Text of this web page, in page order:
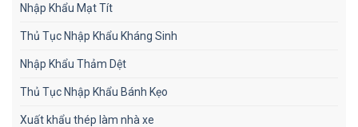
Nhập Khẩu Mạt Tít
Thủ Tục Nhập Khẩu Kháng Sinh
Nhập Khẩu Thảm Dệt
Thủ Tục Nhập Khẩu Bánh Kẹo
Xuất khẩu thép làm nhà xe